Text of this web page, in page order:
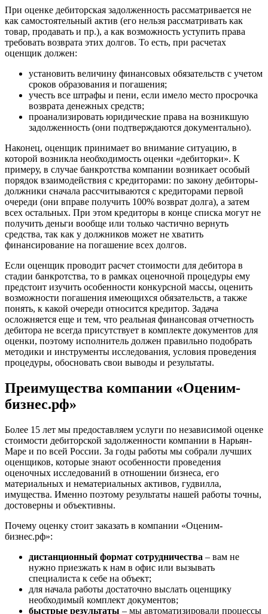
При оценке дебиторская задолженность рассматривается не
как самостоятельный актив (его нельзя рассматривать как
товар, продавать и пр.), а как возможность уступить права
требовать возврата этих долгов. То есть, при расчетах
оценщик должен:
установить величину финансовых обязательств с учетом
сроков образования и погашения;
учесть все штрафы и пени, если имело место просрочка
возврата денежных средств;
проанализировать юридические права на возникшую
задолженность (они подтверждаются документально).
Наконец, оценщик принимает во внимание ситуацию, в
которой возникла необходимость оценки «дебиторки». К
примеру, в случае банкротства компании возникает особый
порядок взаимодействия с кредиторами: по закону дебиторы-
должники сначала рассчитываются с кредиторами первой
очереди (они вправе получить 100% возврат долга), а затем
всех остальных. При этом кредиторы в конце списка могут не
получить деньги вообще или только частично вернуть
средства, так как у должников может не хватить
финансирование на погашение всех долгов.
Если оценщик проводит расчет стоимости для дебитора в
стадии банкротства, то в рамках оценочной процедуры ему
предстоит изучить особенности конкурсной массы, оценить
возможности погашения имеющихся обязательств, а также
понять, к какой очереди относится кредитор. Задача
осложняется еще и тем, что реальная финансовая отчетность
дебитора не всегда присутствует в комплекте документов для
оценки, поэтому исполнитель должен правильно подобрать
методики и инструменты исследования, условия проведения
процедуры, обосновать свои выводы и результаты.
Преимущества компании «Оценим-
бизнес.рф»
Более 15 лет мы предоставляем услуги по независимой оценке
стоимости дебиторской задолженности компании в Нарьян-
Маре и по всей России. За годы работы мы собрали лучших
оценщиков, которые знают особенности проведения
оценочных исследований в отношении бизнеса, его
материальных и нематериальных активов, гудвилла,
имущества. Именно поэтому результаты нашей работы точны,
достоверны и объективны.
Почему оценку стоит заказать в компании «Оценим-
бизнес.рф»:
дистанционный формат сотрудничества – вам не
нужно приезжать к нам в офис или вызывать
специалиста к себе на объект;
для начала работы достаточно выслать оценщику
необходимый комплект документов;
быстрые результаты – мы автоматизировали процессы
Глазов
Горно-Алтайск
Городец
Горячий Ключ
Грозный
Губаха
Губкинский
Гуково
Гулькевичи
Гусев
Гусь-Хрустальный
Дедовск
Дербент
Джанкой
Дзержинск
Дзержинский
Димитровград
Долгопрудный
Домодедово
Донецк
Дубна
Дюртюли
Евпатория
Егорьевск
Ейск
Елабуга
Елец
Енисейск
Ермолино
Ессентуки
Железногорск
Железногорск-Илимский
Жуковский
Заозерный
Заполярный
Зарайск
Заречный
Звенигород
Зеленоград